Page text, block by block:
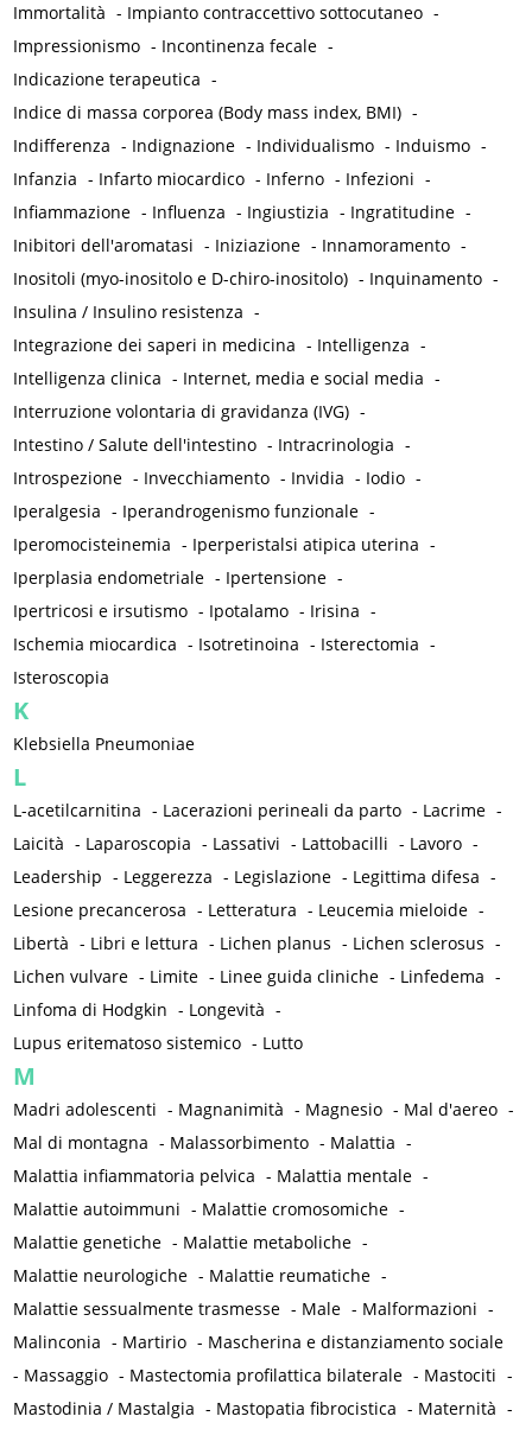
Immortalità - Impianto contraccettivo sottocutaneo -
Impressionismo - Incontinenza fecale -
Indicazione terapeutica -
Indice di massa corporea (Body mass index, BMI) -
Indifferenza - Indignazione - Individualismo - Induismo -
Infanzia - Infarto miocardico - Inferno - Infezioni -
Infiammazione - Influenza - Ingiustizia - Ingratitudine -
Inibitori dell'aromatasi - Iniziazione - Innamoramento -
Inositoli (myo-inositolo e D-chiro-inositolo) - Inquinamento -
Insulina / Insulino resistenza -
Integrazione dei saperi in medicina - Intelligenza -
Intelligenza clinica - Internet, media e social media -
Interruzione volontaria di gravidanza (IVG) -
Intestino / Salute dell'intestino - Intracrinologia -
Introspezione - Invecchiamento - Invidia - Iodio -
Iperalgesia - Iperandrogenismo funzionale -
Iperomocisteinemia - Iperperistalsi atipica uterina -
Iperplasia endometriale - Ipertensione -
Ipertricosi e irsutismo - Ipotalamo - Irisina -
Ischemia miocardica - Isotretinoina - Isterectomia -
Isteroscopia
K
Klebsiella Pneumoniae
L
L-acetilcarnitina - Lacerazioni perineali da parto - Lacrime -
Laicità - Laparoscopia - Lassativi - Lattobacilli - Lavoro -
Leadership - Leggerezza - Legislazione - Legittima difesa -
Lesione precancerosa - Letteratura - Leucemia mieloide -
Libertà - Libri e lettura - Lichen planus - Lichen sclerosus -
Lichen vulvare - Limite - Linee guida cliniche - Linfedema -
Linfoma di Hodgkin - Longevità -
Lupus eritematoso sistemico - Lutto
M
Madri adolescenti - Magnanimità - Magnesio - Mal d'aereo -
Mal di montagna - Malassorbimento - Malattia -
Malattia infiammatoria pelvica - Malattia mentale -
Malattie autoimmuni - Malattie cromosomiche -
Malattie genetiche - Malattie metaboliche -
Malattie neurologiche - Malattie reumatiche -
Malattie sessualmente trasmesse - Male - Malformazioni -
Malinconia - Martirio - Mascherina e distanziamento sociale
- Massaggio - Mastectomia profilattica bilaterale - Mastociti -
Mastodinia / Mastalgia - Mastopatia fibrocistica - Maternità -